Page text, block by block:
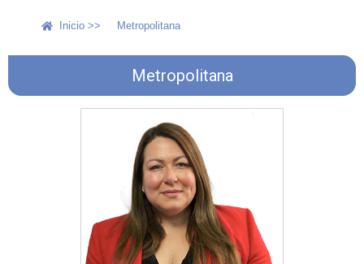
Inicio >> Metropolitana
Metropolitana